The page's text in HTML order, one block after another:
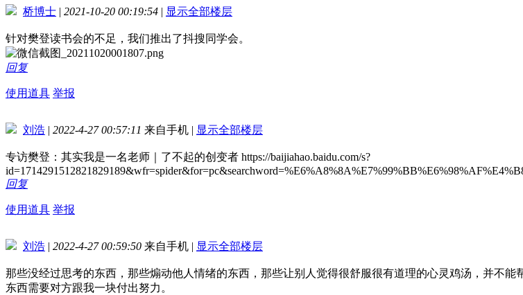
桥博士 | 2021-10-20 00:19:54 | 显示全部楼层
针对樊登读书会的不足，我们推出了抖搜同学会。
回复
使用道具 举报
刘浩 | 2022-4-27 00:57:11 来自手机 | 显示全部楼层
专访樊登：其实我是一名老师｜了不起的创变者 https://baijiahao.baidu.com/s?
回复
使用道具 举报
刘浩 | 2022-4-27 00:59:50 来自手机 | 显示全部楼层
那些没经过思考的东西，那些煽动他人情绪的东西，那些让别人觉得很舒服很有道理的心灵鸡汤，并不
东西需要对方跟我一块付出努力。